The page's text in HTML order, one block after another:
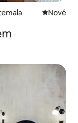
Nové
Nové